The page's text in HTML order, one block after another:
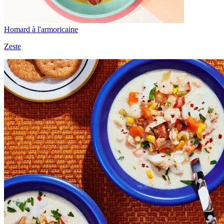
Homard à l'armoricaine
Zeste